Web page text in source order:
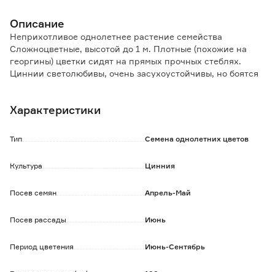
Описание
Неприхотливое однолетнее растение семейства
Сложноцветные, высотой до 1 м. Плотные (похожие на
георгины) цветки сидят на прямых прочных стеблях.
Циннии светолюбивы, очень засухоустойчивы, но боятся
рабатки, а также на срез для букетов.
долгое цветение в сочетании с разнообразием цвета и
Характеристики
Тип Семена однолетних цветов
Культура Цинния
Посев семян Апрель-Май
Посев рассады Июнь
Период цветения Июнь-Сентябрь